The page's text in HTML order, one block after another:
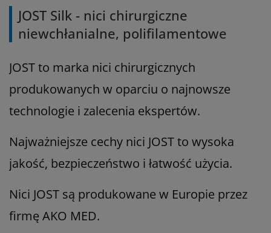
JOST Silk - nici chirurgiczne
niewchłanialne, polifilamentowe
JOST to marka nici chirurgicznych
produkowanych w oparciu o najnowsze
technologie i zalecenia ekspertów.
Najważniejsze cechy nici JOST to wysoka
jakość, bezpieczeństwo i łatwość użycia.
Nici JOST są produkowane w Europie przez
firmę AKO MED.